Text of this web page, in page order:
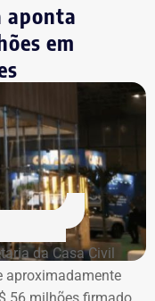
Legislativa do
mais de R$ 610
à Justiça Eleitoral
como
R$ 95.985,48 e R$
pelos próprios
considerar os
e não
aponta
em
da Casa Civil
aproximadamente